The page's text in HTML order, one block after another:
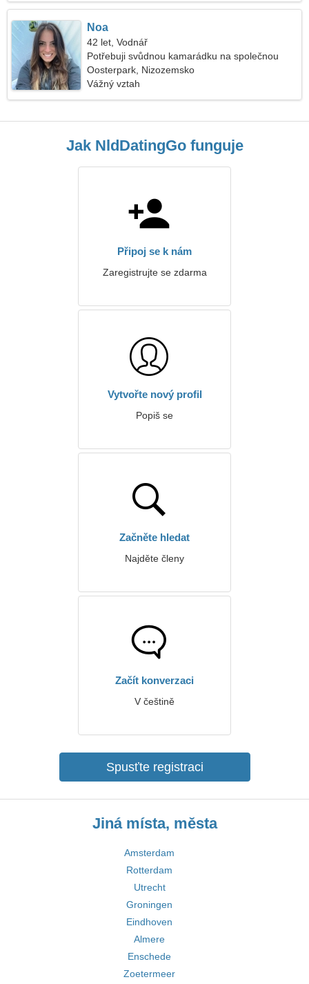
Noa
42 let, Vodnář
Potřebuji svůdnou kamarádku na společnou
procházku
Oosterpark, Nizozemsko
Vážný vztah
Jak NldDatingGo funguje
Připoj se k nám
Zaregistrujte se zdarma
Vytvořte nový profil
Popiš se
Začněte hledat
Najděte členy
Začít konverzaci
V češtině
Spusťte registraci
Jiná místa, města
Amsterdam
Rotterdam
Utrecht
Groningen
Eindhoven
Almere
Enschede
Zoetermeer